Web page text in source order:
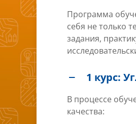
Программа
себя не только
задания,
1 курс:
В процессе
качества: